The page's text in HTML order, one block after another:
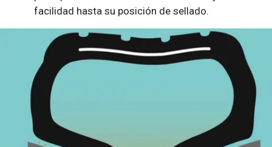
facilidad hasta su posición de sellado.